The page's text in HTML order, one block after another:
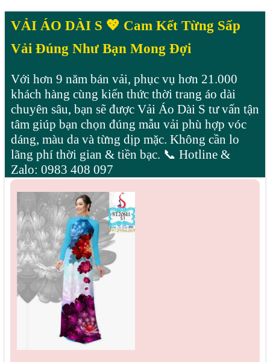
VẢI ÁO DÀI S 💖 Cam Kết Từng Sấp
Vải Đúng Như Bạn Mong Đợi
Với hơn 9 năm bán vải, phục vụ hơn 21.000
khách hàng cùng kiến thức thời trang áo dài
chuyên sâu, bạn sẽ được Vải Áo Dài S tư vấn tận
tâm giúp bạn chọn đúng mẫu vải phù hợp vóc
dáng, màu da và từng dịp mặc. Không cần lo
lãng phí thời gian & tiền bạc. 📞 Hotline &
Zalo: 0983 408 097